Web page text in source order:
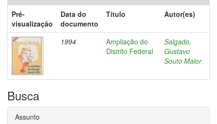
Pré-
visualização
Data do
documento
Título Autor(es)
1994
Ampliação do
Distrito Federal
Salgado,
Gustavo
Souto Maior
Busca
Assunto